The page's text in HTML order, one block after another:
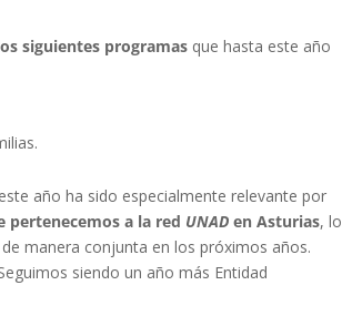
siguientes programas que hasta este año
año ha sido especialmente relevante por
pertenecemos a la red UNAD en Asturias, lo
manera conjunta en los próximos años.
siendo un año más Entidad